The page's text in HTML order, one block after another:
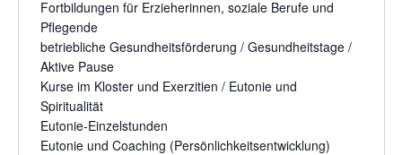
Fortbildungen für Erzieherinnen, soziale Berufe und
Pflegende
betriebliche Gesundheitsförderung / Gesundheitstage /
Aktive Pause
Kurse im Kloster und Exerzitien / Eutonie und
Spiritualität
Eutonie-Einzelstunden
Eutonie und Coaching (Persönlichkeitsentwicklung)